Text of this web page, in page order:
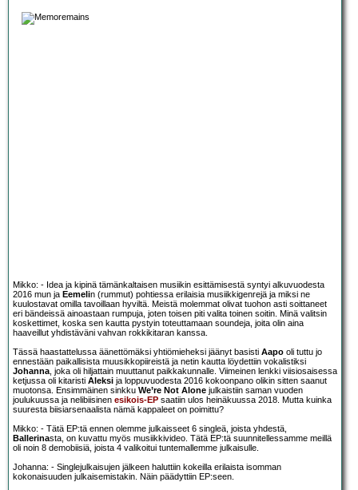
Mikko: - Idea ja kipinä tämänkaltaisen musiikin esittämisestä syntyi alkuvuodesta
2016 mun ja Eemelin (rummut) pohtiessa erilaisia musiikkigenrejä ja miksi ne
kuulostavat omilla tavoillaan hyviltä. Meistä molemmat olivat tuohon asti soittaneet
eri bändeissä ainoastaan rumpuja, joten toisen piti valita toinen soitin. Minä valitsin
koskettimet, koska sen kautta pystyin toteuttamaan soundeja, joita olin aina
haaveillut yhdistäväni vahvan rokkikitaran kanssa.
Tässä haastattelussa äänettömäksi yhtiömieheksi jäänyt basisti Aapo oli tuttu jo
ennestään paikallisista muusikkopiireistä ja netin kautta löydettiin vokalistiksi
Johanna, joka oli hiljattain muuttanut paikkakunnalle. Viimeinen lenkki viisiosaisessa
ketjussa oli kitaristi Aleksi ja loppuvuodesta 2016 kokoonpano olikin sitten saanut
muotonsa. Ensimmäinen sinkku We’re Not Alone julkaistiin saman vuoden
joulukuussa ja nelibiisinen esikois-EP saatiin ulos heinäkuussa 2018. Mutta kuinka
suuresta biisiarsenaalista nämä kappaleet on poimittu?
Mikko: - Tätä EP:tä ennen olemme julkaisseet 6 singleä, joista yhdestä,
Ballerinasta, on kuvattu myös musiikkivideo. Tätä EP:tä suunnitellessamme meillä
oli noin 8 demobiisiä, joista 4 valikoitui tuntemallemme julkaisulle.
Johanna: - Singlejulkaisujen jälkeen haluttiin kokeilla erilaista isomman
kokonaisuuden julkaisemistakin. Näin päädyttiin EP:seen.